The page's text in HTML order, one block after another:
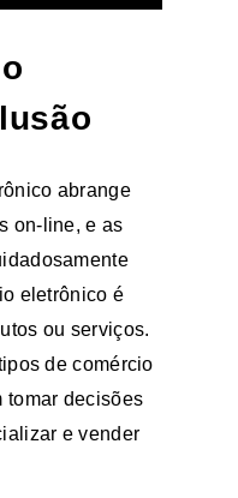
abrange
on-line, e as
eletrônico é
ou serviços.
de comércio
tomar decisões
e vender